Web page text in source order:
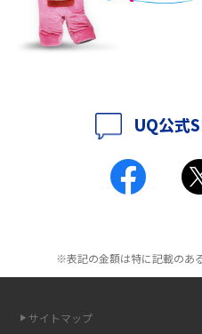
持ち運びできるポケット型Wi-Fiの
ットも紹介
ポケット型Wi-Fiとは？通信の仕組み
工事不要！置くだけWi-Fiの特徴は？
無制限で利用できるポケット型Wi-Fi
UQ公式
※表記の金額は特に記載のあ
サイトマップ